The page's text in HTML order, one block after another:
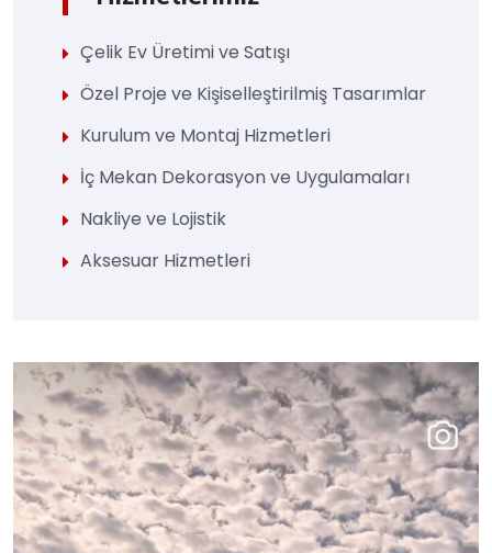
Çelik Ev Üretimi ve Satışı
Özel Proje ve Kişiselleştirilmiş Tasarımlar
Kurulum ve Montaj Hizmetleri
İç Mekan Dekorasyon ve Uygulamaları
Nakliye ve Lojistik
Aksesuar Hizmetleri